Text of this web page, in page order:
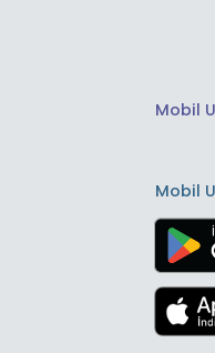
Mobil
Mobil